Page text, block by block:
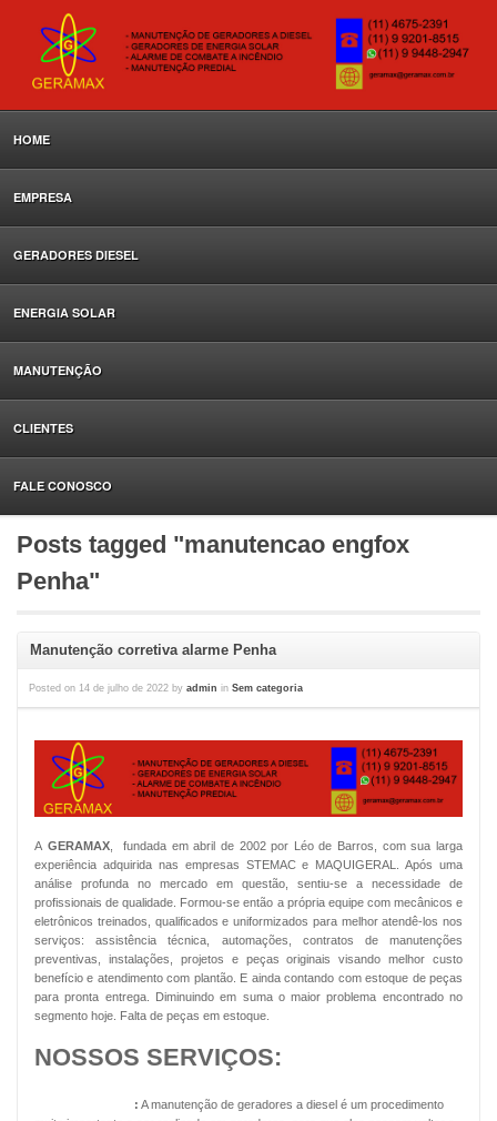
HOME
EMPRESA
GERADORES DIESEL
ENERGIA SOLAR
MANUTENÇÃO
CLIENTES
FALE CONOSCO
Posts tagged "manutencao engfox
Penha"
Manutenção corretiva alarme Penha
Posted on 14 de julho de 2022 by admin in Sem categoria
A GERAMAX, fundada em abril de 2002 por Léo de Barros, com sua larga
experiência adquirida nas empresas STEMAC e MAQUIGERAL. Após uma
análise profunda no mercado em questão, sentiu-se a necessidade de
profissionais de qualidade. Formou-se então a própria equipe com mecânicos e
eletrônicos treinados, qualificados e uniformizados para melhor atendê-los nos
serviços: assistência técnica, automações, contratos de manutenções
preventivas, instalações, projetos e peças originais visando melhor custo
benefício e atendimento com plantão. E ainda contando com estoque de peças
para pronta entrega. Diminuindo em suma o maior problema encontrado no
segmento hoje. Falta de peças em estoque.
NOSSOS SERVIÇOS:
: A manutenção de geradores a diesel é um procedimento